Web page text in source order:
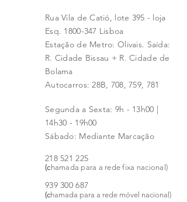
Rua Vila de Catió, lote 395 - loja
Esq. 1800-347 Lisboa
Estação de Metro: Olivais. Saída:
R. Cidade Bissau + R. Cidade de
Bolama
Autocarros: 28B, 708, 759, 781
Segunda a Sexta: 9h - 13h00 |
14h30 - 19h00
Sábado: Mediante Marcação
218 521 225
(chamada para a rede fixa nacional)
939300 687
(chamada para a rede móvel nacional)